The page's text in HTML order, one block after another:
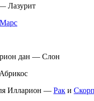
Лазурит
Марс
дан — Слон
Илларион — Рак и